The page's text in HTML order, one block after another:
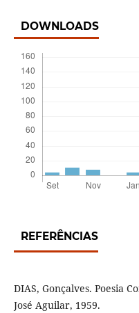
DOWNLOADS
REFERÊNCIAS
DIAS, Gonçalves. Poesia
José Aguilar, 1959.